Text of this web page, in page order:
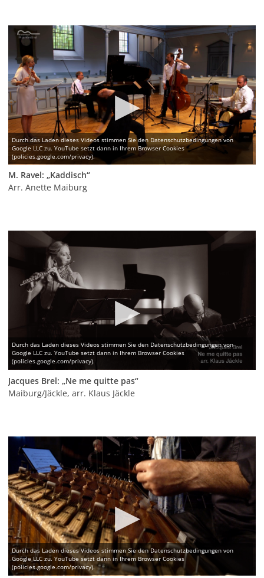
M. Ravel: „Kaddisch“
Arr. Anette Maiburg
Jacques Brel: „Ne me quitte pas“
Maiburg/Jäckle, arr. Klaus Jäckle